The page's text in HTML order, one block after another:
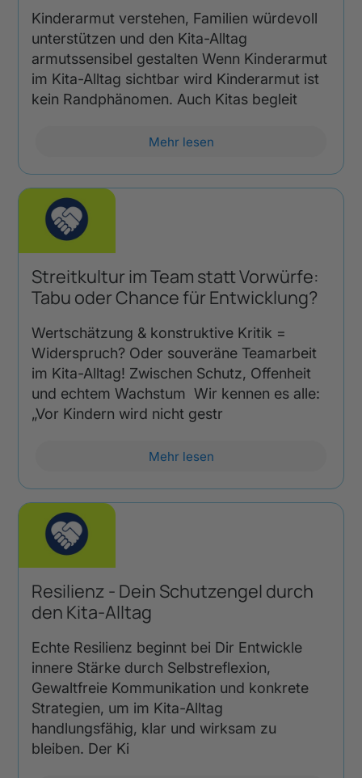
Kinderarmut verstehen, Familien würdevoll
unterstützen und den Kita-Alltag
armutssensibel gestalten Wenn Kinderarmut
im Kita-Alltag sichtbar wird Kinderarmut ist
kein Randphänomen. Auch Kitas begleit
Mehr lesen
Streitkultur im Team statt Vorwürfe:
Tabu oder Chance für Entwicklung?
Wertschätzung & konstruktive Kritik =
Widerspruch? Oder souveräne Teamarbeit
im Kita-Alltag! Zwischen Schutz, Offenheit
und echtem Wachstum Wir kennen es alle:
„Vor Kindern wird nicht gestr
Mehr lesen
Resilienz - Dein Schutzengel durch
den Kita-Alltag
Echte Resilienz beginnt bei Dir Entwickle
innere Stärke durch Selbstreflexion,
Gewaltfreie Kommunikation und konkrete
Strategien, um im Kita-Alltag
handlungsfähig, klar und wirksam zu
bleiben. Der Ki